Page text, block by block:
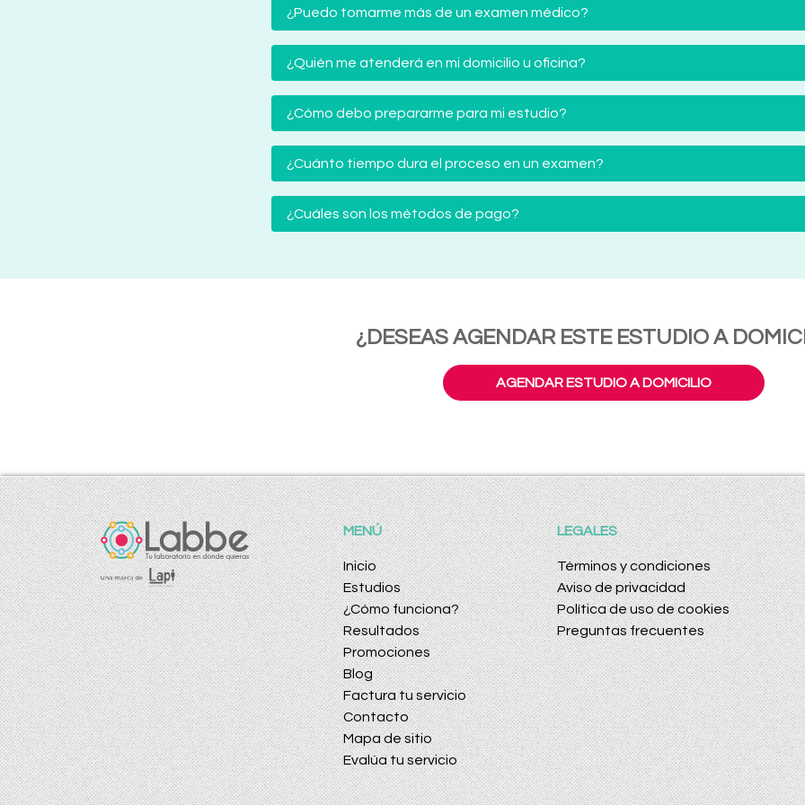
¿Puedo tomarme más de un examen médico?
¿Quién me atenderá en mi domicilio u oficina?
¿Cómo debo prepararme para mi estudio?
¿Cuánto tiempo dura el proceso en un examen?
¿Cuáles son los métodos de pago?
¿DESEAS AGENDAR ESTE ESTUDIO A
AGENDAR ESTUDIO A DOMICILIO
MENÚ
Inicio
Estudios
¿Cómo funciona?
Resultados
Promociones
Blog
Factura tu servicio
Contacto
Mapa de sitio
Evalúa tu servicio
LEGALES
Términos y condiciones
Aviso de privacidad
Política de uso de cookies
Preguntas frecuentes